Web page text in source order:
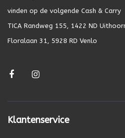
vinden op de volgende Cash & Carry
TICA Randweg 155, 1422 ND
Floralaan 31, 5928 RD Venlo
Klantenservice